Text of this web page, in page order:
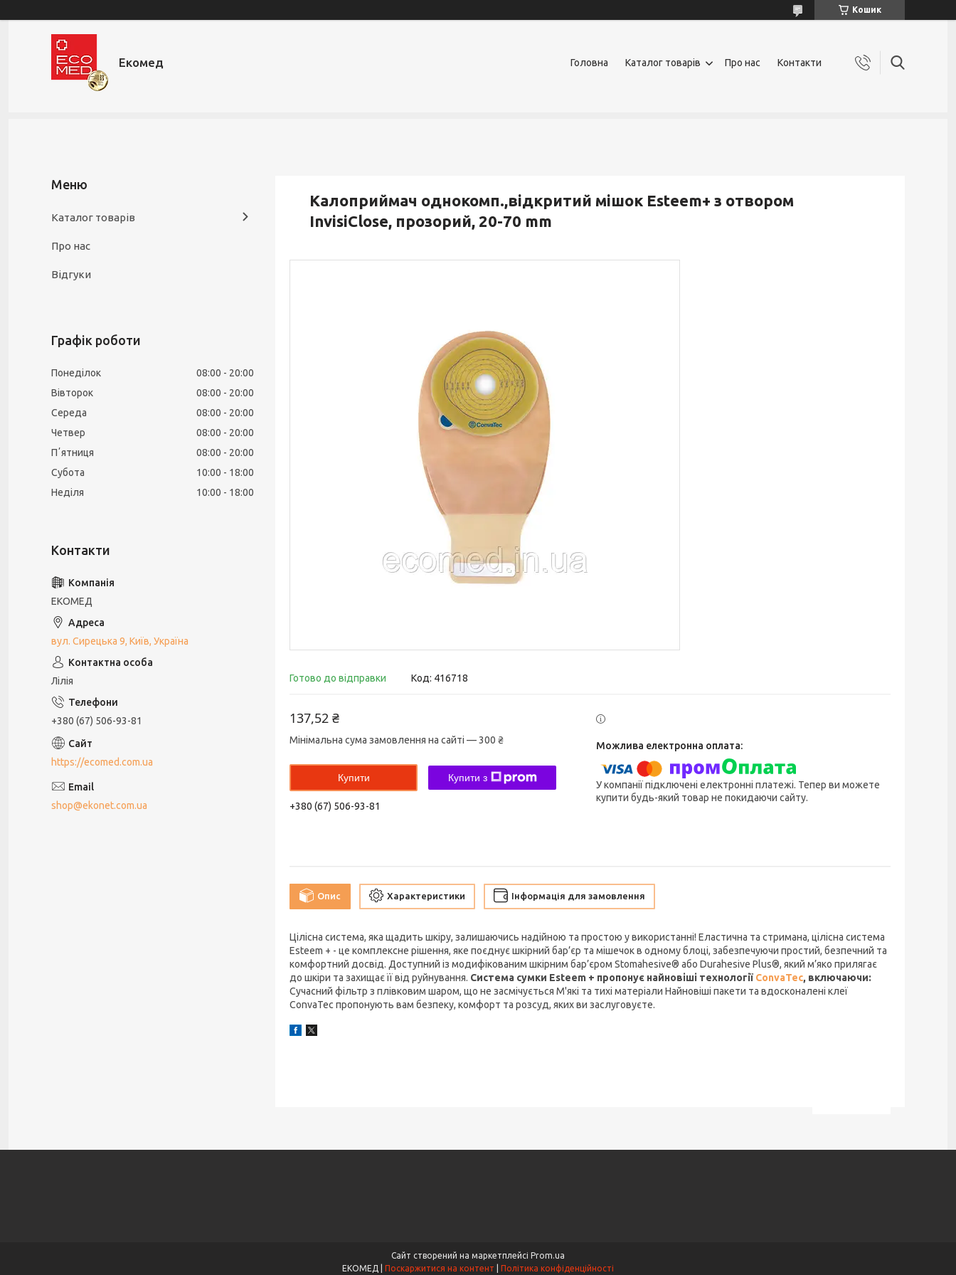
Кошик
Екомед Головна Каталог товарів Про нас Контакти
Калоприймач однокомп.,відкритий мішок Esteem+ з отвором
InvisiClose, прозорий, 20-70 mm
Готово до відправки Код: 416718
137,52 ₴
Мінімальна сума замовлення на сайті — 300 ₴
Купити Купити з
+380 (67) 506-93-81
У компанії підключені електронні платежі. Тепер ви можете
купити будь-який товар не покидаючи сайту.
Опис Характеристики Інформація для замовлення
Цілісна система, яка щадить шкіру, залишаючись надійною та простою у використанні! Еластична та стримана, цілісна система
Esteem + - це комплексне рішення, яке поєднує шкірний бар’єр та мішечок в одному блоці, забезпечуючи простий, безпечний та
комфортний досвід. Доступний із модифікованим шкірним бар’єром Stomahesive® або Durahesive Plus®, який м’яко прилягає
до шкіри та захищає її від руйнування. Система сумки Esteem + пропонує найновіші технології ConvaTec, включаючи:
Сучасний фільтр з плівковим шаром, що не засмічується М'які та тихі матеріали Найновіші пакети та вдосконалені клеї
ConvaTec пропонують вам безпеку, комфорт та розсуд, яких ви заслуговуєте.
Каталог товарів
Про нас
Відгуки
Графік роботи
Понеділок 08:00
20:00
Вівторок
08:00
20:00
Середа
08:00
20:00
Четвер
08:00
20:00
Пʼятниця
08:00
20:00
Субота
10:00
18:00
Неділя
10:00 18:00
ЕКОМЕД
вул. Сирецька 9, Київ, Україна
Лілія
+380 (67) 506-93-81
https://ecomed.com.ua
shop@ekonet.com.ua
Сайт створений на маркетплейсі Prom.ua
Поскаржитися на контент Політика конфіденційності